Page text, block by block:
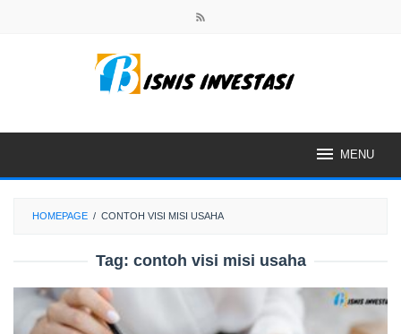
MENU
HOMEPAGE / CONTOH VISI MISI USAHA
Tag: contoh visi misi usaha